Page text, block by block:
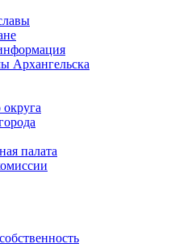
Архангельска
округа
палата